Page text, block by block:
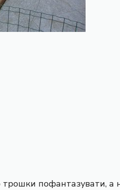
трошки пофантазувати, а